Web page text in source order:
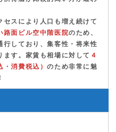
スにより人口も増え続けて
路面ビル空中階医院のため、
行しており、集客性・将来性
ます。家賃も相場に対して ４
・消費税込）のため非常に魅